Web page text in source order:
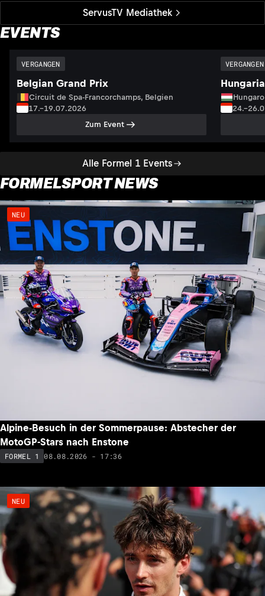
ServusTV Mediathek
EVENTS
Alle Formel 1 Events
VERGANGEN
Belgian Grand Prix
Circuit de Spa-Francorchamps, Belgien
17.–19.07.2026
Zum Event
VERGANGEN
FORMELSPORT NEWS
NEU
Alpine-Besuch in der Sommerpause: Abstecher der
MotoGP-Stars nach Enstone
FORMEL 1 08.08.2026 - 17:36
NEU